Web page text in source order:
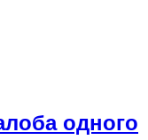
одного